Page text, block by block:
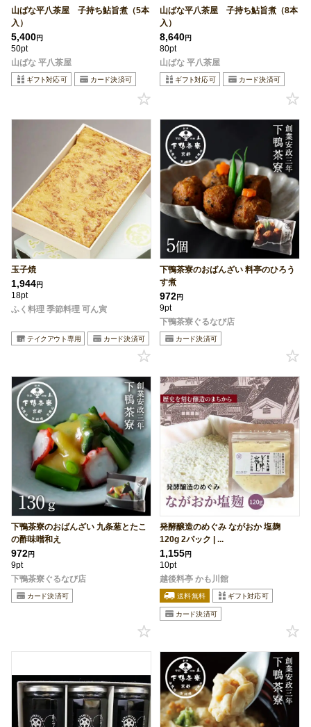
山ばな平八茶屋 子持ち鮎旨煮（5本
入）
5,400円
50pt
山ばな 平八茶屋
山ばな平八茶屋 子持ち鮎旨煮（8本
入）
8,640円
80pt
山ばな 平八茶屋
玉子焼
1,944円
18pt
ふく料理 季節料理 可ん寅
下鴨茶寮のおばんざい 料亭のひろう
す煮
972円
9pt
下鴨茶寮ぐるなび店
下鴨茶寮のおばんざい 九条葱とたこ
の酢味噌和え
972円
9pt
下鴨茶寮ぐるなび店
発酵醸造のめぐみ ながおか 塩麹
120g 2パック | ...
1,155円
10pt
越後料亭 かも川館